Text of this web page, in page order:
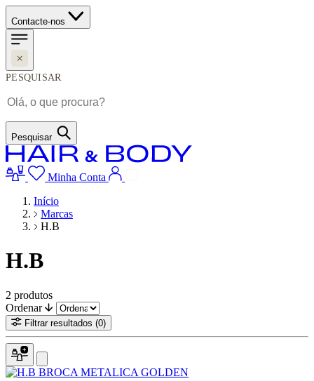
Contacte-nos
PESQUISAR
Pesquisar
Minha Conta
Início
Marcas
H.B
H.B
2 produtos
Ordenar
Filtrar resultados (0)